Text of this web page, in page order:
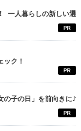
一人暮らしの新しい選
PR
ック！
PR
の子の日」を前向きに♪
PR